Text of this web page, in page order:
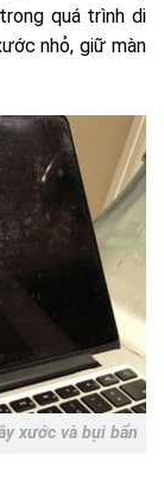
quá trình di
nhỏ, giữ màn
xước và bụi bẩn